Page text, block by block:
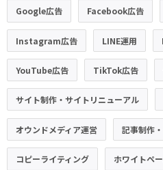
Google広告 Facebook広告
Instagram広告 LINE運用
YouTube広告 TikTok広告
サイト制作・サイトリニューアル
オウンドメディア運営 記事制作
コピーライティング ホワイトペ